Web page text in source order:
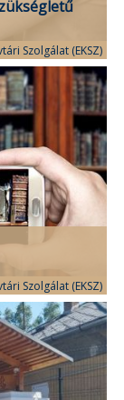
Szolgálat (EKSZ)
Szolgálat (EKSZ)